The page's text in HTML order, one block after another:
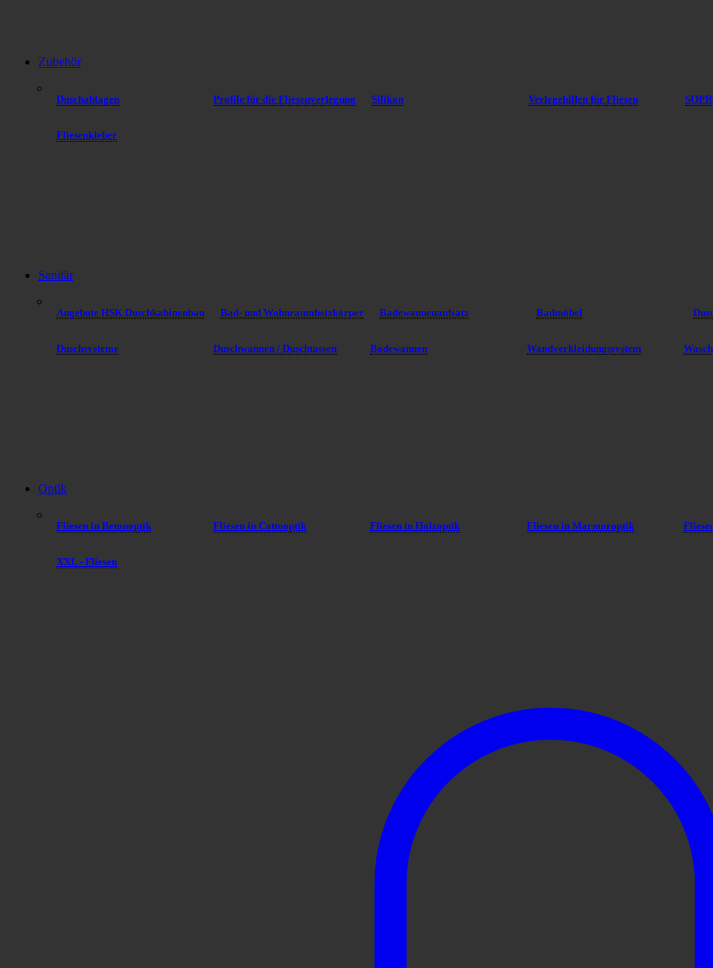
Zubehör
Duschablagen Profile für die Fliesenverlegung Silikon Verlegehilfen für Fliesen
Fliesenkleber
Sanitär
Angebote HSK Duschkabinenbau Bad- und Wohnraumheizkörper Badewannenaufsatz Badmöbel
Duschsysteme Duschwannen / Duschtassen Badewannen Wandverkleidungssystem
Optik
Fliesen in Betonoptik Fliesen in Cottooptik Fliesen in Holzoptik Fliesen in Marmoroptik
XXL - Fliesen